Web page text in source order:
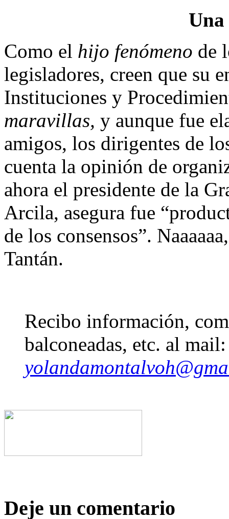
Como el hijo fenómeno de
legisladores, creen que su
Instituciones y
maravillas, y aunque fue
amigos, los dirigentes de
cuenta la opinión de
ahora el presidente de la
Arcila, asegura fue
de los consensos”.
Tantán.
Recibo información,
balconeadas, etc. al mail:
Deje un comentario